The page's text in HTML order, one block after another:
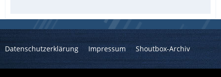
Datenschutzerklärung Impressum Shoutbox-Archiv